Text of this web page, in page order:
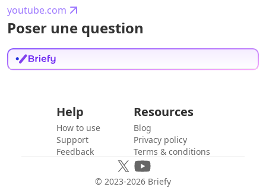
youtube.com
Poser une question
Help
How to use
Support
Feedback
Resources
Blog
Privacy policy
Terms & conditions
© 2023-2026 Briefy